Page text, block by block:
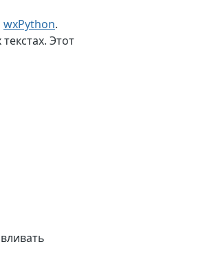
wxPython.
Этот